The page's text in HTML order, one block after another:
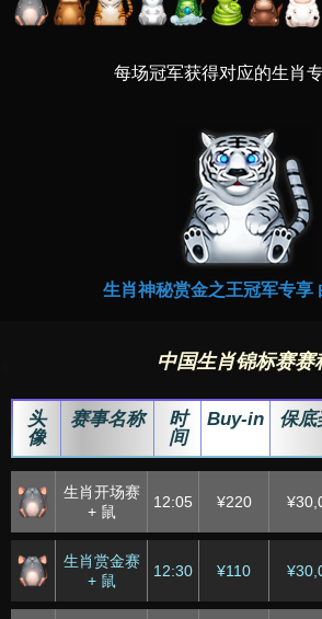
每场冠军获得对应的生肖
生肖神秘赏金之王冠军专享
中国生肖锦标赛赛
头
像
赛事名称
时
间
Buy-in 保底
生肖开场赛
+ 鼠
12:05 ¥220
生肖赏金赛
+ 鼠
12:30 ¥110